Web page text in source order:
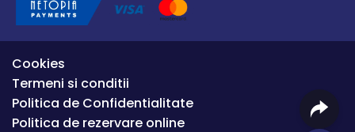
Cookies
Termeni si conditii
Politica de Confidentialitate
Politica de rezervare online